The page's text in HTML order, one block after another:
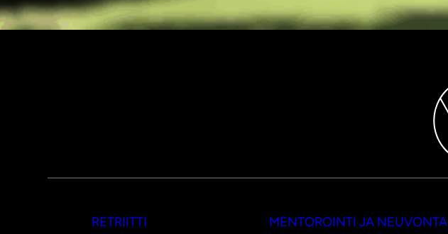
RETRIITTI MENTOROINTI JA NEUVONTA